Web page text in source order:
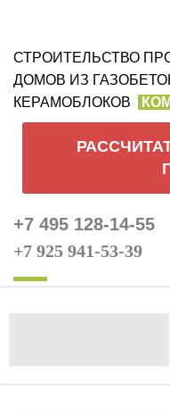
СТРОИТЕЛЬСТВО
ДОМОВ ИЗ
КЕРАМОБЛОКОВ
+7 495 128-14-55
+7 925 941-53-39